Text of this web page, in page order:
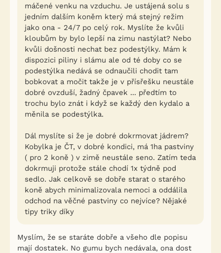
máčené venku na vzduchu. Je ustájená solu s
jedním dalším koněm který má stejný režim
jako ona - 24/7 po celý rok. Myslíte že kvůli
kloubům by bylo lepší na zimu nastýlat? Nebo
kvůli došnosti nechat bez podestýlky. Mám k
dispozici piliny i slámu ale od té doby co se
podestýlka nedává se odnaučili chodit tam
bobkovat a močit takže je v přísřešku neustále
dobré ovzduší, žadný čpavek ... předtím to
trochu bylo znát i když se každý den kydalo a
měnila se podestýlka.
Dál myslíte si že je dobré dokrmovat jádrem?
Kobylka je ČT, v dobré kondici, má 1ha pastviny
( pro 2 koně ) v zimě neustále seno. Zatím teda
dokrmuji protože stále chodí 1x týdně pod
sedlo. Jak celkově se dobře starat o starého
koně abych minimalizovala nemoci a oddálila
odchod na věčné pastviny co nejvíce? Nějaké
tipy triky díky
Myslím, že se staráte dobře a všeho dle popisu
mají dostatek. No gumu bych nedávala, ona dost